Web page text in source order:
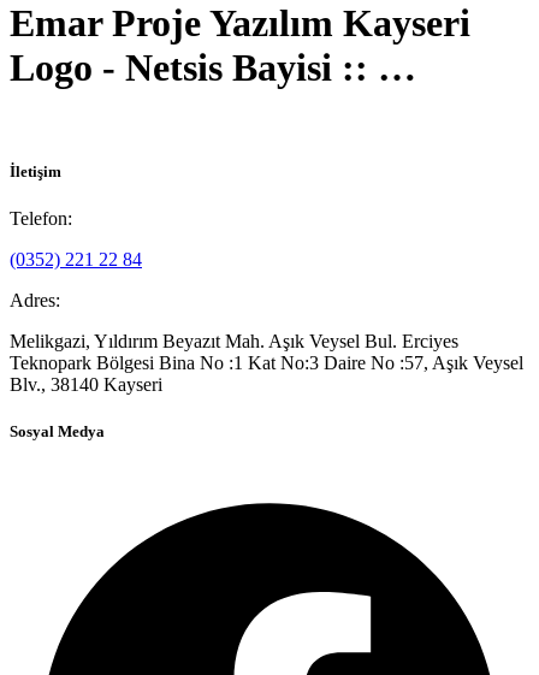
Emar Proje Yazılım Kayseri
Logo - Netsis Bayisi :: …
İletişim
Telefon:
(0352) 221 22 84
Adres:
Melikgazi, Yıldırım Beyazıt Mah. Aşık Veysel Bul. Erciyes
Teknopark Bölgesi Bina No :1 Kat No:3 Daire No :57, Aşık Veysel
Blv., 38140 Kayseri
Sosyal Medya